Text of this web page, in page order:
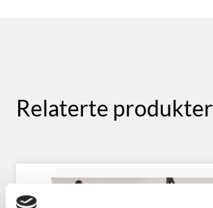
Relaterte produkter